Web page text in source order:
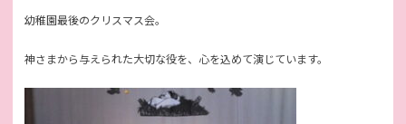
幼稚園最後のクリスマス会。
神さまから与えられた大切な役を、心を込めて演じています。